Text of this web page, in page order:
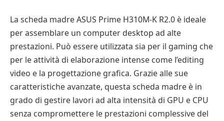
La scheda madre ASUS Prime H310M-K R2.0 è ideale
per assemblare un computer desktop ad alte
prestazioni. Può essere utilizzata sia per il gaming che
per le attività di elaborazione intense come l’editing
video e la progettazione grafica. Grazie alle sue
caratteristiche avanzate, questa scheda madre è in
grado di gestire lavori ad alta intensità di GPU e CPU
senza compromettere le prestazioni complessive del